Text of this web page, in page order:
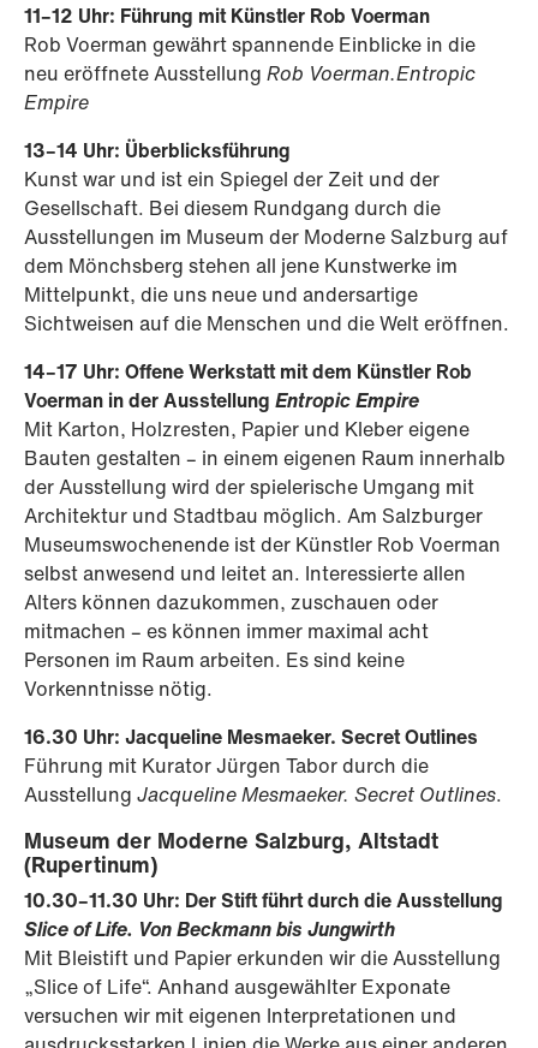
11–12 Uhr: Führung mit Künstler Rob Voerman
Rob Voerman gewährt spannende Einblicke in die
neu eröffnete Ausstellung Rob Voerman.Entropic
Empire
13–14 Uhr: Überblicksführung
Kunst war und ist ein Spiegel der Zeit und der
Gesellschaft. Bei diesem Rundgang durch die
Ausstellungen im Museum der Moderne Salzburg auf
dem Mönchsberg stehen all jene Kunstwerke im
Mittelpunkt, die uns neue und andersartige
Sichtweisen auf die Menschen und die Welt eröffnen.
14–17 Uhr: Offene Werkstatt mit dem Künstler Rob
Voerman in der Ausstellung Entropic Empire
Mit Karton, Holzresten, Papier und Kleber eigene
Bauten gestalten – in einem eigenen Raum innerhalb
der Ausstellung wird der spielerische Umgang mit
Architektur und Stadtbau möglich. Am Salzburger
Museumswochenende ist der Künstler Rob Voerman
selbst anwesend und leitet an. Interessierte allen
Alters können dazukommen, zuschauen oder
mitmachen – es können immer maximal acht
Personen im Raum arbeiten. Es sind keine
Vorkenntnisse nötig.
16.30 Uhr: Jacqueline Mesmaeker. Secret Outlines
Führung mit Kurator Jürgen Tabor durch die
Ausstellung Jacqueline Mesmaeker. Secret Outlines.
Museum der Moderne Salzburg, Altstadt
(Rupertinum)
10.30–11.30 Uhr: Der Stift führt durch die Ausstellung
Slice of Life. Von Beckmann bis Jungwirth
Mit Bleistift und Papier erkunden wir die Ausstellung
„Slice of Life“. Anhand ausgewählter Exponate
versuchen wir mit eigenen Interpretationen und